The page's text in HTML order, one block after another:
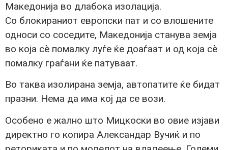
Македонија во длабока изолација.
Со блокираниот европски пат и со влошените
односи со соседите, Македонија станува земја
во која сè помалку луѓе ќе доаѓаат и од која сè
помалку граѓани ќе патуваат.
Во таква изолирана земја, автопатите ќе бидат
празни. Нема да има кој да се вози.
Особено е жално што Мицкоски во овие изјави
директно го копира Александар Вучиќ и по